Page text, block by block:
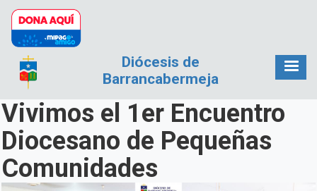
Pasar al contenido principal
Diócesis de
Barrancabermeja
Vivimos el 1er Encuentro
Diocesano de Pequeñas
Comunidades